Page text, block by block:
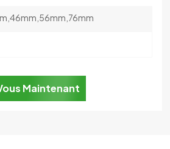
Maintenant